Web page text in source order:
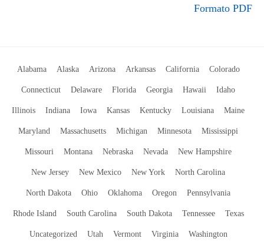
Formato PDF
Alabama Alaska Arizona Arkansas California Colorado
Connecticut Delaware Florida Georgia Hawaii Idaho
Illinois Indiana Iowa Kansas Kentucky Louisiana Maine
Maryland Massachusetts Michigan Minnesota Mississippi
Missouri Montana Nebraska Nevada New Hampshire
New Jersey New Mexico New York North Carolina
North Dakota Ohio Oklahoma Oregon Pennsylvania
Rhode Island South Carolina South Dakota Tennessee Texas
Uncategorized Utah Vermont Virginia Washington